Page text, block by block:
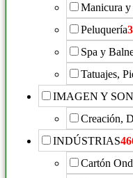
Manicura y
Peluquería
Spa y
Tatuajes,
IMAGEN Y
Creación,
INDÚSTRIAS
Cartón